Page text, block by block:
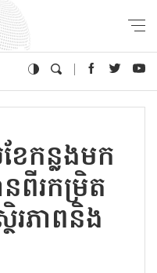
ែកន្លងមក
នពីរកម្រិត
រភាពនិង